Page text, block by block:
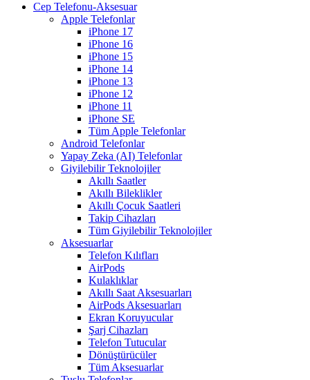
Cep Telefonu-Aksesuar
Apple Telefonlar
iPhone 17
iPhone 16
iPhone 15
iPhone 14
iPhone 13
iPhone 12
iPhone 11
iPhone SE
Tüm Apple Telefonlar
Android Telefonlar
Yapay Zeka (AI) Telefonlar
Giyilebilir Teknolojiler
Akıllı Saatler
Akıllı Bileklikler
Akıllı Çocuk Saatleri
Takip Cihazları
Tüm Giyilebilir Teknolojiler
Aksesuarlar
Telefon Kılıfları
AirPods
Kulaklıklar
Akıllı Saat Aksesuarları
AirPods Aksesuarları
Ekran Koruyucular
Şarj Cihazları
Telefon Tutucular
Dönüştürücüler
Tüm Aksesuarlar